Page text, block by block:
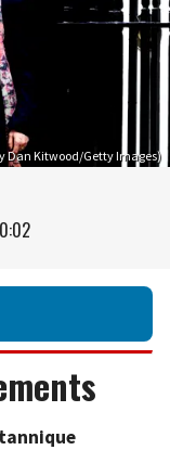
Dan Kitwood/Getty Images)